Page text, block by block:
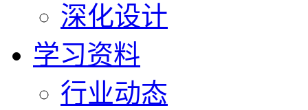
深化设计
学习资料
行业动态